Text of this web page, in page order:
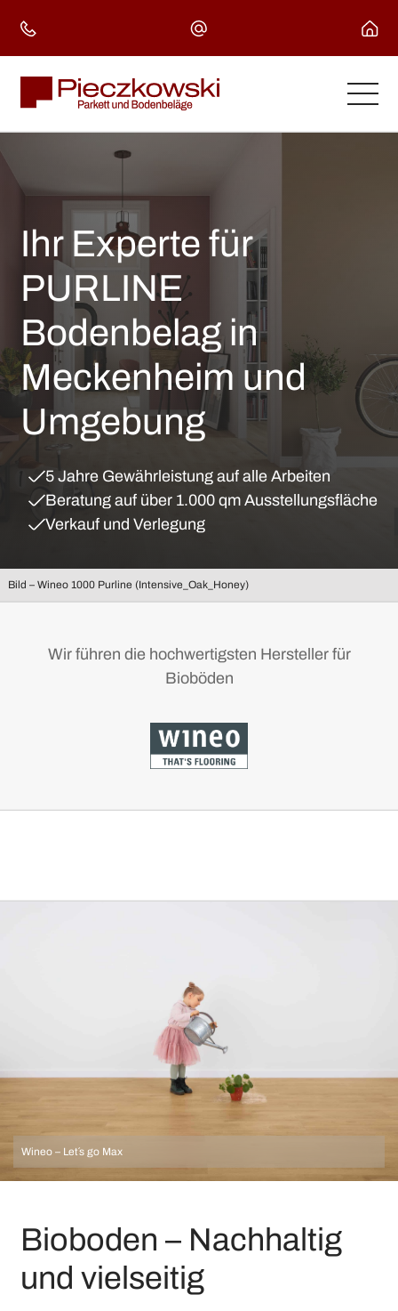
content
Ihr Experte für
PURLINE
Bodenbelag in
Meckenheim und
Umgebung
5 Jahre Gewährleistung auf alle Arbeiten
Beratung auf über 1.000 qm Ausstellungsfläche
Verkauf und Verlegung
Bild – Wineo 1000 Purline (Intensive_Oak_Honey)
Wir führen die hochwertigsten Hersteller für
Bioböden
Wineo – Let´s go Max
Bioboden – Nachhaltig
und vielseitig